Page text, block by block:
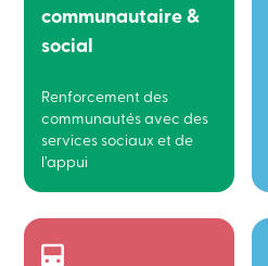
communautaire &
social
Renforcement des
communautés avec des
services sociaux et de
l’appui